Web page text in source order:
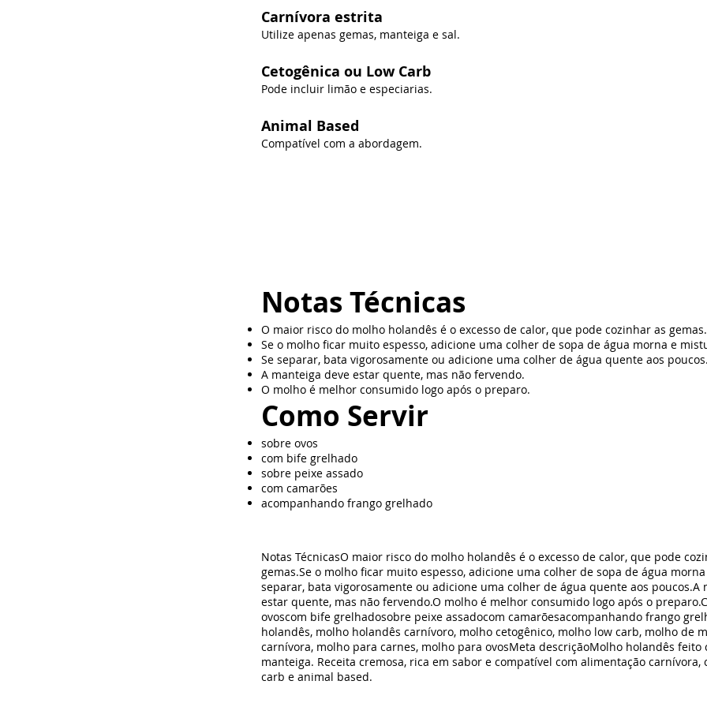
Carnívora estrita
Utilize apenas gemas, manteiga e sal.
Cetogênica ou Low Carb
Pode incluir limão e especiarias.
Animal Based
Compatível com a abordagem.
Notas Técnicas
O maior risco do molho holandês é o excesso de calor, que pode cozinhar as gemas.
Se o molho ficar muito espesso, adicione uma colher de sopa de água morna e
Se separar, bata vigorosamente ou adicione uma colher de água quente aos
A manteiga deve estar quente, mas não fervendo.
O molho é melhor consumido logo após o preparo.
Como Servir
sobre ovos
com bife grelhado
sobre peixe assado
com camarões
acompanhando frango grelhado
Notas TécnicasO maior risco do molho holandês é o excesso de calor, que pode
gemas.Se o molho ficar muito espesso, adicione uma colher de sopa de água
separar, bata vigorosamente ou adicione uma colher de água quente aos poucos.A
estar quente, mas não fervendo.O molho é melhor consumido logo após o
ovoscom bife grelhadosobre peixe assadocom camarõesacompanhando frango
holandês, molho holandês carnívoro, molho cetogênico, molho low carb, molho de
carnívora, molho para carnes, molho para ovosMeta descriçãoMolho holandês feito
manteiga. Receita cremosa, rica em sabor e compatível com alimentação carnívora,
carb e animal based.